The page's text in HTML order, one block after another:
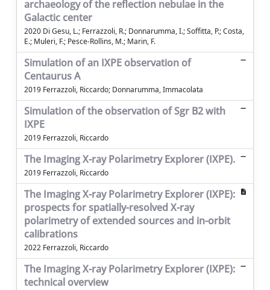
archaeology of the reflection nebulae in the
Galactic center
2020 Di Gesu, L.; Ferrazzoli, R.; Donnarumma, I.; Soffitta, P.; Costa,
E.; Muleri, F.; Pesce-Rollins, M.; Marin, F.
Simulation of an IXPE observation of
Centaurus A
2019 Ferrazzoli, Riccardo; Donnarumma, Immacolata
Simulation of the observation of Sgr B2 with
IXPE
2019 Ferrazzoli, Riccardo
The Imaging X-ray Polarimetry Explorer (IXPE).
2019 Ferrazzoli, Riccardo
The Imaging X-ray Polarimetry Explorer (IXPE):
prospects for spatially-resolved X-ray
polarimetry of extended sources and in-orbit
calibrations
2022 Ferrazzoli, Riccardo
The Imaging X-ray Polarimetry Explorer (IXPE):
technical overview